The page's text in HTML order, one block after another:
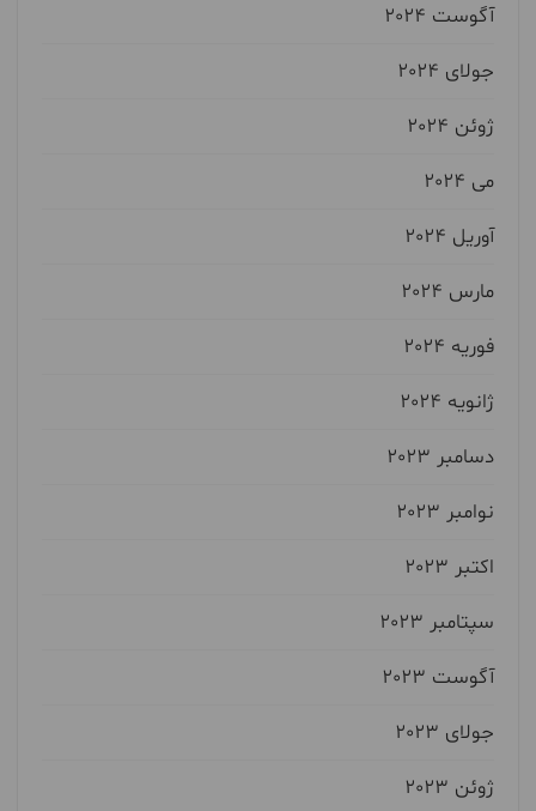
آگوست 2024
جولای 2024
ژوئن 2024
می 2024
آوریل 2024
مارس 2024
فوریه 2024
ژانویه 2024
دسامبر 2023
نوامبر 2023
اکتبر 2023
سپتامبر 2023
آگوست 2023
جولای 2023
ژوئن 2023